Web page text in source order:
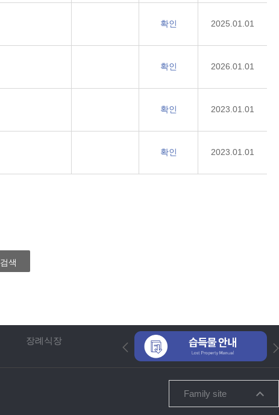
확인 2025.01.01
확인 2026.01.01
확인 2023.01.01
확인 2023.01.01
검색
장례식장
Family site